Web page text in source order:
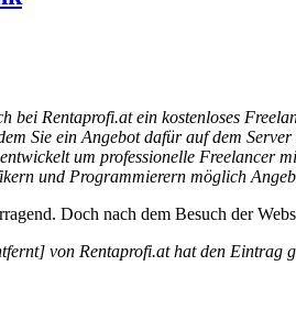
bei Rentaprofi.atein kostenloses
Sie ein Angebot dafür auf dem
um professionelle Freelancer
und Programmierern möglich
Doch nach dem Besuch der
von Rentaprofi.at hat den Eintrag